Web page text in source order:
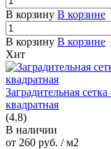
В корзину В корзине
В корзину В корзине
Хит
Заградительная
квадратная
(4.8)
В наличии
от 260 руб. / м2